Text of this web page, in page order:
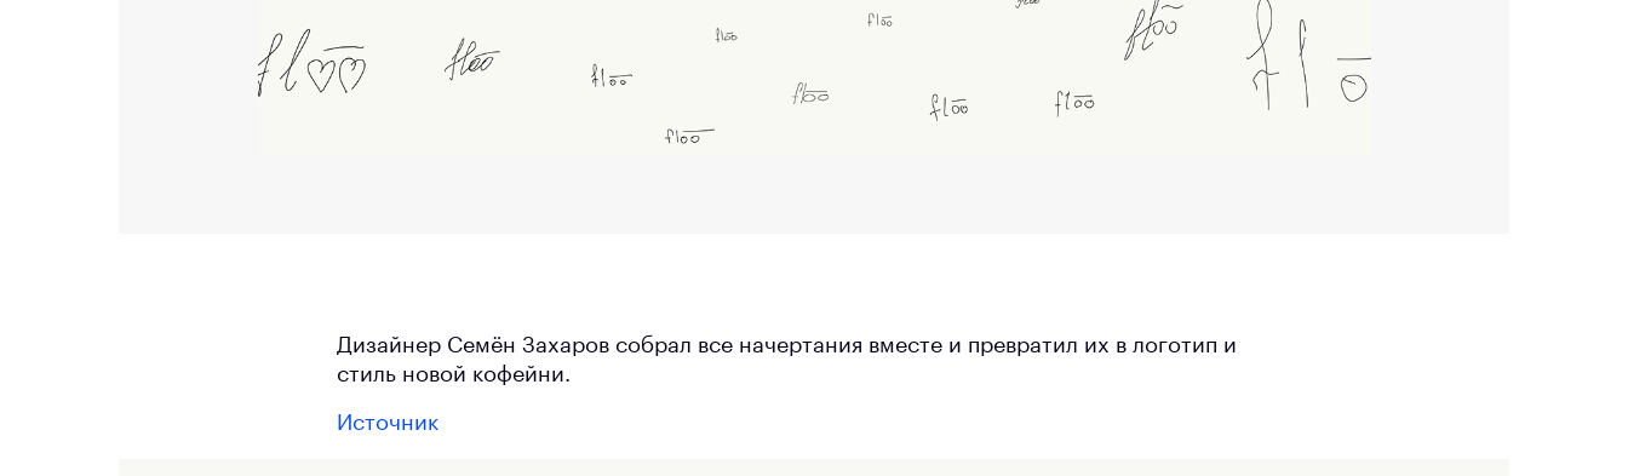
Дизайнер Семён Захаров собрал все начертания вместе и превратил их в логотип и
стиль новой кофейни.
Источник